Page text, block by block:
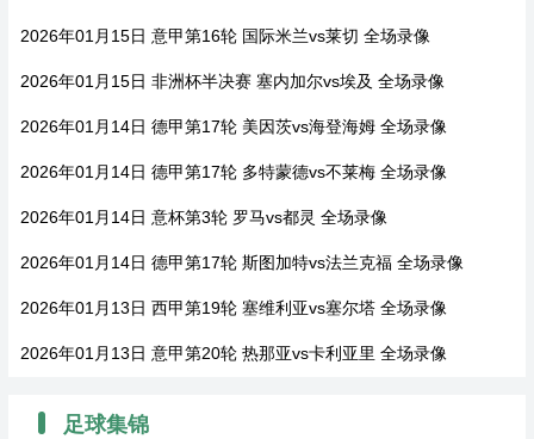
2026年01月15日 意甲第16轮 国际米兰vs莱切 全场录像
2026年01月15日 非洲杯半决赛 塞内加尔vs埃及 全场录像
2026年01月14日 德甲第17轮 美因茨vs海登海姆 全场录像
2026年01月14日 德甲第17轮 多特蒙德vs不莱梅 全场录像
2026年01月14日 意杯第3轮 罗马vs都灵 全场录像
2026年01月14日 德甲第17轮 斯图加特vs法兰克福 全场录像
2026年01月13日 西甲第19轮 塞维利亚vs塞尔塔 全场录像
2026年01月13日 意甲第20轮 热那亚vs卡利亚里 全场录像
足球集锦